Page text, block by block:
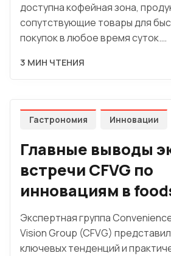
доступна кофейная зона,
сопутствующие товары для
покупок в любое время суток.…
3 МИН ЧТЕНИЯ
Гастрономия Инновации
Главные выводы
встречи CFVG по
инновациям в
Экспертная группа
Vision Group (CFVG)
ключевых тенденций и